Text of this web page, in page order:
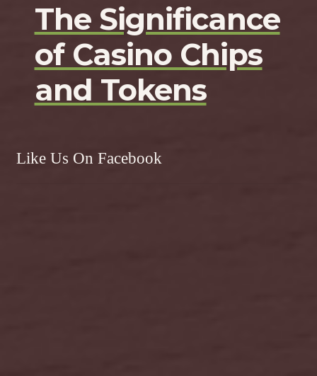
The Significance
of Casino Chips
and Tokens
Like Us On Facebook